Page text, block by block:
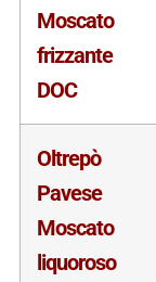
Moscato
frizzante
DOC
Oltrepò
Pavese
Moscato
liquoroso